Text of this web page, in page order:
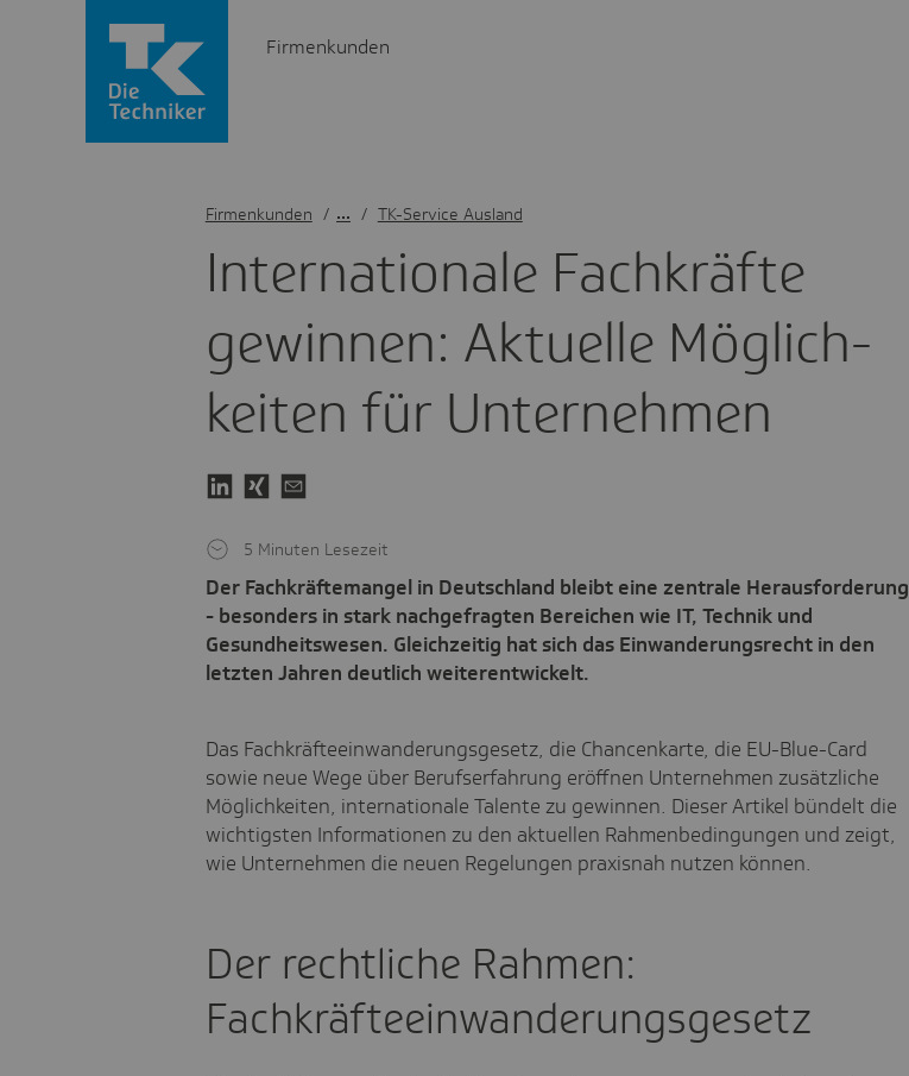
Firmenkunden
Inter­na­tio­nale Fach­kräfte
gewin­nen: Aktu­elle Möglich­
keiten für Unter­nehmen
Der Fachkräftemangel in Deutschland bleibt eine zentrale Herausforderung
- besonders in stark nachgefragten Bereichen wie IT, Technik und
Gesundheitswesen. Gleichzeitig hat sich das Einwanderungsrecht in den
letzten Jahren deutlich weiterentwickelt.
5 Minuten Lesezeit
Firmenkunden / TK-Service Ausland
Das Fachkräfteeinwanderungsgesetz, die Chancenkarte, die EU-Blue-Card
sowie neue Wege über Berufserfahrung eröffnen Unternehmen zusätzliche
Möglichkeiten, internationale Talente zu gewinnen. Dieser Artikel bündelt die
wichtigsten Informationen zu den aktuellen Rahmenbedingungen und zeigt,
wie Unternehmen die neuen Regelungen praxisnah nutzen können.
Der rechtliche Rahmen:
Fachkräfteeinwanderungsgesetz